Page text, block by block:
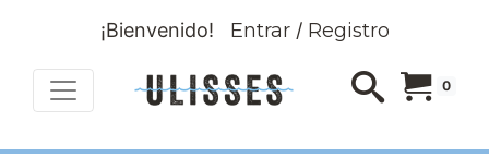
¡Bienvenido! Entrar/ Registro
0